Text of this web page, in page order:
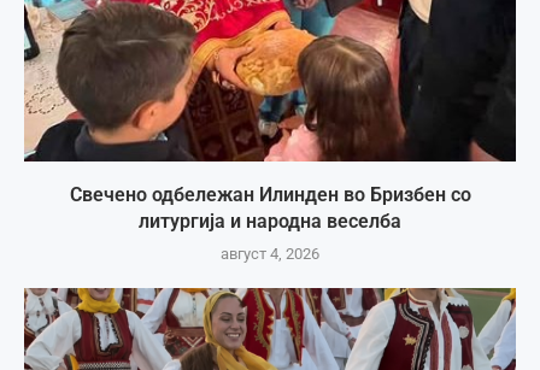
Свечено одбележан Илинден во Бризбен со
литургија и народна веселба
август 4, 2026